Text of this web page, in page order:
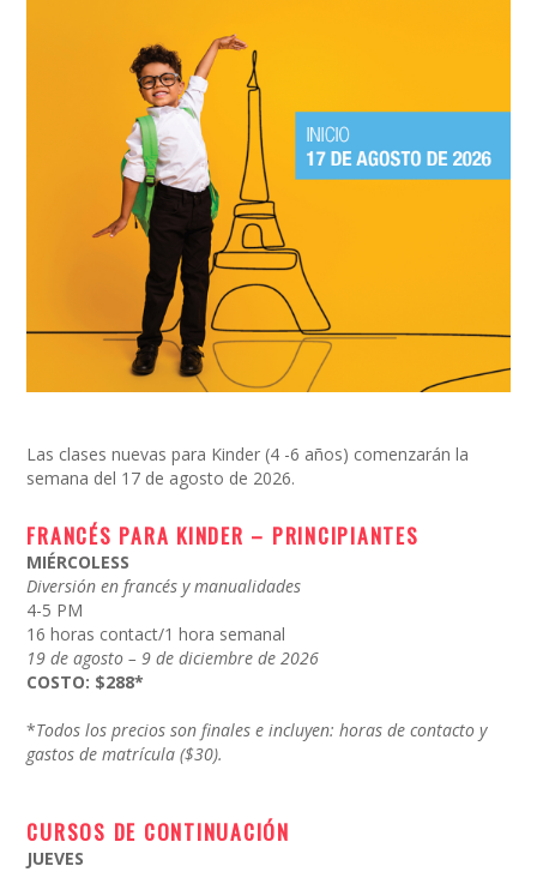
Las clases nuevas para Kinder (4 -6 años) comenzarán la
semana del 17 de agosto de 2026.
FRANCÉS PARA KINDER – PRINCIPIANTES
MIÉRCOLESS
Diversión en francés y manualidades
4-5 PM
16 horas contact/1 hora semanal
19 de agosto – 9 de diciembre de 2026
COSTO: $288*
*Todos los precios son finales e incluyen: horas de contacto y
gastos dematrícula ($30).
CURSOS DE CONTINUACIÓN
JUEVES